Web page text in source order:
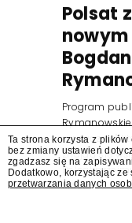
Polsat
Program
muzyczny
znajdą się
Polsat
Masters".
Ta strona korzysta z
bez zmiany ustawień
zgadzasz się na
Dodatkowo, korzystając ze
przetwarzania danych